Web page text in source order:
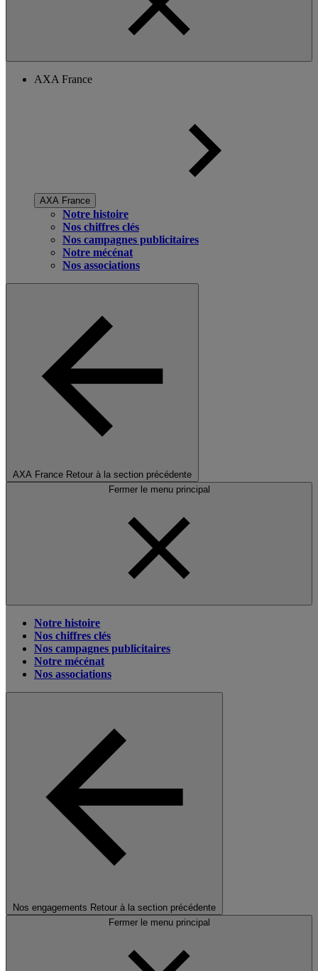
AXA France
AXA France
Notre histoire
Nos chiffres clés
Nos campagnes publicitaires
Notre mécénat
Nos associations
AXA France Retour à la section précédente
Fermer le menu principal
Notre histoire
Nos chiffres clés
Nos campagnes publicitaires
Notre mécénat
Nos associations
Nos engagements Retour à la section précédente
Fermer le menu principal